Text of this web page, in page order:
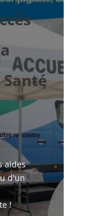
aides
d'un
!